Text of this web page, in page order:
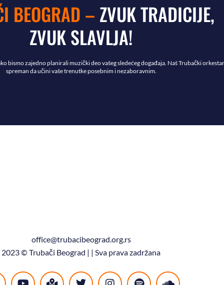
BEOGRAD – ZVUK TRADICIJE,
ZVUK SLAVLJA!
bismo zajedno planirali muzički deo vašeg sledećeg događaja. Naš Trubački
spreman da učini vaše trenutke posebnim i nezaboravnim.
office@trubacibeograd.org.rs
2023 © Trubači Beograd | | Sva prava zadržana